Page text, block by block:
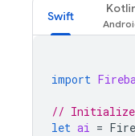
Swift
import
// Initialize
let ai =